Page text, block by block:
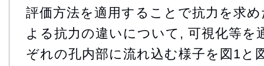
評価方法を適用することで抗力を求
よる抗力の違いについて, 可視化等を
ぞれの孔内部に流れ込む様子を図1と